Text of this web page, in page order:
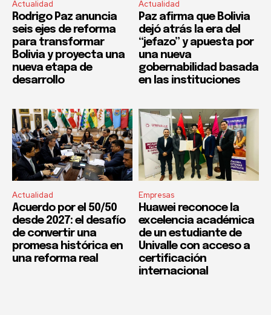
Actualidad
Rodrigo Paz anuncia
seis ejes de reforma
para transformar
Bolivia y proyecta una
nueva etapa de
desarrollo
Actualidad
Paz afirma que Bolivia
dejó atrás la era del
“jefazo” y apuesta por
una nueva
gobernabilidad basada
en las instituciones
Actualidad
Acuerdo por el 50/50
desde 2027: el desafío
de convertir una
promesa histórica en
una reforma real
Empresas
Huawei reconoce la
excelencia académica
de un estudiante de
Univalle con acceso a
certificación
internacional